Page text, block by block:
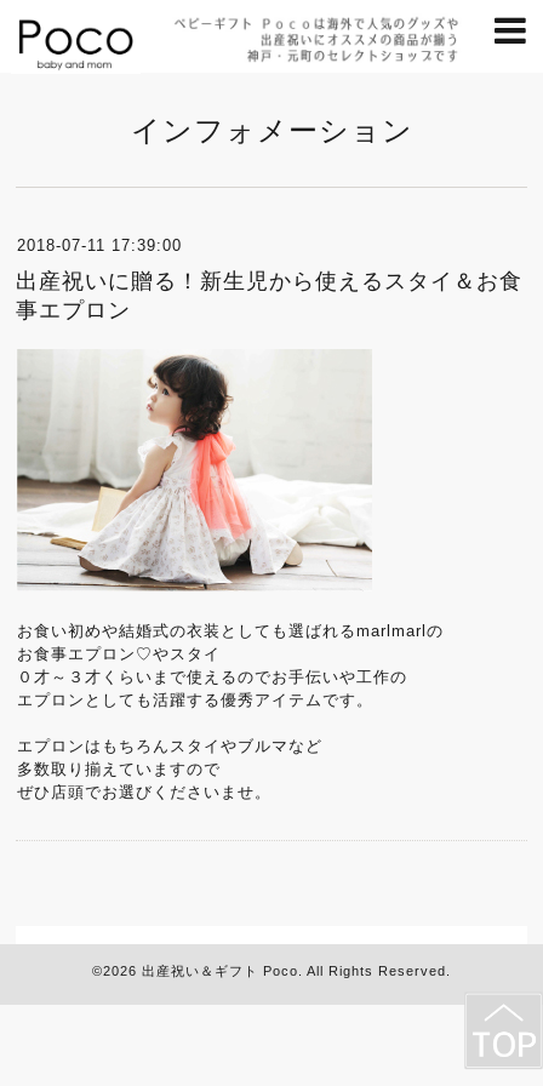
インフォメーション
2018-07-11 17:39:00
出産祝いに贈る！新生児から使えるスタイ＆お食
事エプロン
お食い初めや結婚式の衣装としても選ばれるmarlmarlの
お食事エプロン♡やスタイ
０才～３才くらいまで使えるのでお手伝いや工作の
エプロンとしても活躍する優秀アイテムです。
エプロンはもちろんスタイやブルマなど
多数取り揃えていますので
ぜひ店頭でお選びくださいませ。
©2026 出産祝い＆ギフト Poco . All Rights Reserved.